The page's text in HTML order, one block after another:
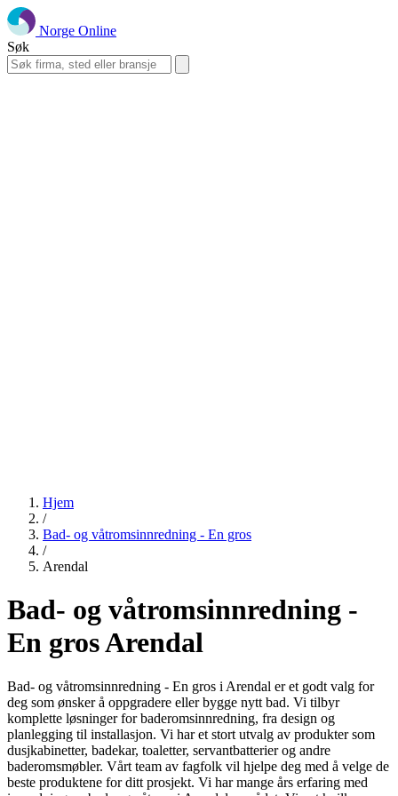
Norge Online
Søk
Hjem
/
Bad- og våtromsinnredning - En gros
/
Arendal
Bad- og våtromsinnredning -
En gros Arendal
Bad- og våtromsinnredning - En gros i Arendal er et godt valg for
deg som ønsker å oppgradere eller bygge nytt bad. Vi tilbyr
komplette løsninger for baderomsinnredning, fra design og
planlegging til installasjon. Vi har et stort utvalg av produkter som
dusjkabinetter, badekar, toaletter, servantbatterier og andre
baderomsmøbler. Vårt team av fagfolk vil hjelpe deg med å velge de
beste produktene for ditt prosjekt. Vi har mange års erfaring med